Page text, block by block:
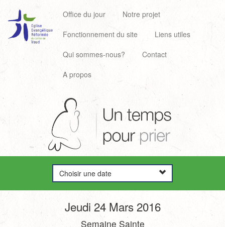
Office du jour
Notre projet
Fonctionnement du site
Liens utiles
Qui sommes-nous?
Contact
A propos
Choisir une date
Jeudi 24 Mars 2016
Semaine Sainte